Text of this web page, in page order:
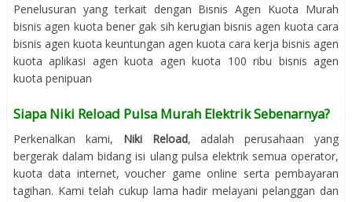
Penelusuran yang terkait dengan Bisnis Agen Kuota Murah
bisnis agen kuota bener gak sih kerugian bisnis agen kuota cara
bisnis agen kuota keuntungan agen kuota cara kerja bisnis agen
kuota aplikasi agen kuota agen kuota 100 ribu bisnis agen
kuota penipuan
Siapa Niki Reload Pulsa Murah Elektrik Sebenarnya?
Perkenalkan kami, Niki Reload, adalah perusahaan yang
bergerak dalam bidang isi ulang pulsa elektrik semua operator,
kuota data internet, voucher game online serta pembayaran
tagihan. Kami telah cukup lama hadir melayani pelanggan dan